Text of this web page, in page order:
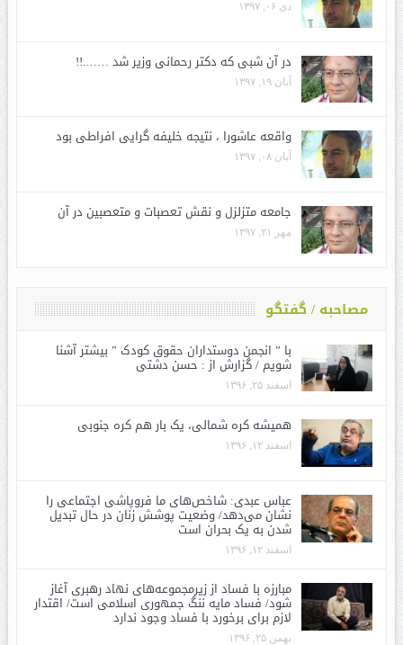
دی ۰۶, ۱۳۹۷
در آن شبی که دکتر رحمانی وزیر شد …….!!
آبان ۱۹, ۱۳۹۷
واقعه عاشورا ، نتیجه خلیفه گرایی افراطی بود
آبان ۰۸, ۱۳۹۷
جامعه متزلزل و نقش تعصبات و متعصبین در آن
مهر ۲۱, ۱۳۹۷
مصاحبه / گفتگو
با ” انجمن دوستداران حقوق کودک ” بیشتر آشنا
شویم / گزارش از : حسن دشتی
اسفند ۲۵, ۱۳۹۶
همیشه کره شمالی، یک بار هم کره جنوبی
اسفند ۱۲, ۱۳۹۶
عباس عبدی: شاخص‌های ما فروپاشی اجتماعی را
نشان می‌دهد/ وضعیت پوشش زنان در حال تبدیل
شدن به یک بحران است
اسفند ۱۲, ۱۳۹۶
مبارزه با فساد از زیرمجموعه‌های نهاد رهبری آغاز
شود/ فساد مایه ننگ جمهوری اسلامی است/ اقتدار
لازم برای برخورد با فساد وجود ندارد
بهمن ۲۵, ۱۳۹۶